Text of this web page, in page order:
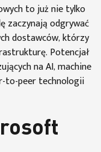
to już nie tylko
zaczynają odgrywać
dostawców, którzy
Potencjał
na AI, machine
to-peer technologii